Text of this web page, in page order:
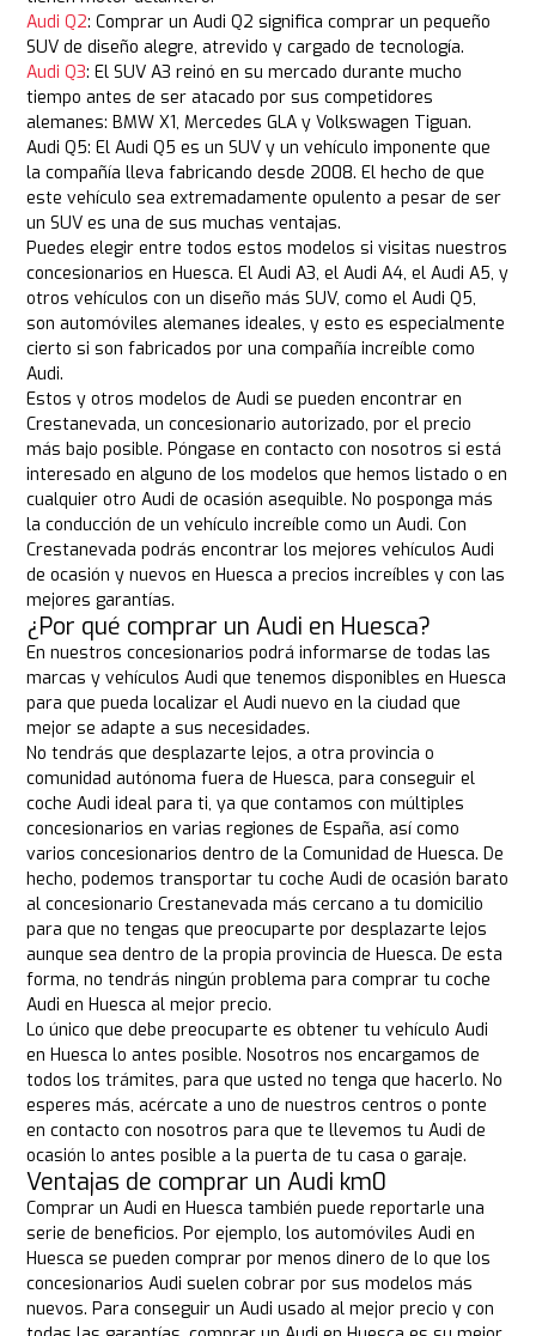
Audi Q2: Comprar un Audi Q2 significa comprar un pequeño
SUV de diseño alegre, atrevido y cargado de tecnología.
Audi Q3: El SUV A3 reinó en su mercado durante mucho
tiempo antes de ser atacado por sus competidores
alemanes: BMW X1, Mercedes GLA y Volkswagen Tiguan.
Audi Q5: El Audi Q5 es un SUV y un vehículo imponente que
la compañía lleva fabricando desde 2008. El hecho de que
este vehículo sea extremadamente opulento a pesar de ser
un SUV es una de sus muchas ventajas.
Puedes elegir entre todos estos modelos si visitas nuestros
concesionarios en Huesca. El Audi A3, el Audi A4, el Audi A5, y
otros vehículos con un diseño más SUV, como el Audi Q5,
son automóviles alemanes ideales, y esto es especialmente
cierto si son fabricados por una compañía increíble como
Audi.
Estos y otros modelos de Audi se pueden encontrar en
Crestanevada, un concesionario autorizado, por el precio
más bajo posible. Póngase en contacto con nosotros si está
interesado en alguno de los modelos que hemos listado o en
cualquier otro Audi de ocasión asequible. No posponga más
la conducción de un vehículo increíble como un Audi. Con
Crestanevada podrás encontrar los mejores vehículos Audi
de ocasión y nuevos en Huesca a precios increíbles y con las
mejores garantías.
¿Por qué comprar un Audi en Huesca?
En nuestros concesionarios podrá informarse de todas las
marcas y vehículos Audi que tenemos disponibles en Huesca
para que pueda localizar el Audi nuevo en la ciudad que
mejor se adapte a sus necesidades.
No tendrás que desplazarte lejos, a otra provincia o
comunidad autónoma fuera de Huesca, para conseguir el
coche Audi ideal para ti, ya que contamos con múltiples
concesionarios en varias regiones de España, así como
varios concesionarios dentro de la Comunidad de Huesca. De
hecho, podemos transportar tu coche Audi de ocasión barato
al concesionario Crestanevada más cercano a tu domicilio
para que no tengas que preocuparte por desplazarte lejos
aunque sea dentro de la propia provincia de Huesca. De esta
forma, no tendrás ningún problema para comprar tu coche
Audi en Huesca al mejor precio.
Lo único que debe preocuparte es obtener tu vehículo Audi
en Huesca lo antes posible. Nosotros nos encargamos de
todos los trámites, para que usted no tenga que hacerlo. No
esperes más, acércate a uno de nuestros centros o ponte
en contacto con nosotros para que te llevemos tu Audi de
ocasión lo antes posible a la puerta de tu casa o garaje.
Ventajas de comprar un Audi km0
Comprar un Audi en Huesca también puede reportarle una
serie de beneficios. Por ejemplo, los automóviles Audi en
Huesca se pueden comprar por menos dinero de lo que los
concesionarios Audi suelen cobrar por sus modelos más
nuevos. Para conseguir un Audi usado al mejor precio y con